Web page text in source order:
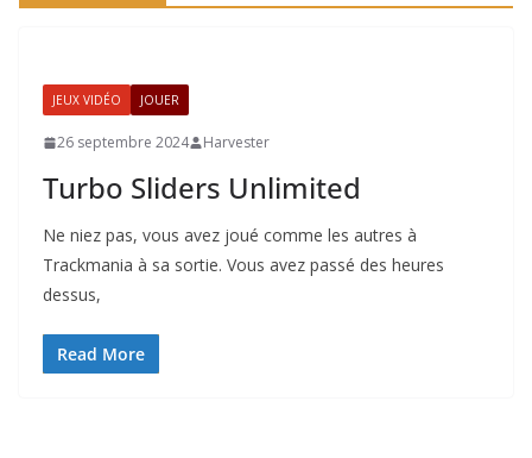
JEUX VIDÉO JOUER
26 septembre 2024 Harvester
Turbo Sliders Unlimited
Ne niez pas, vous avez joué comme les autres à
Trackmania à sa sortie. Vous avez passé des heures
dessus,
Read More